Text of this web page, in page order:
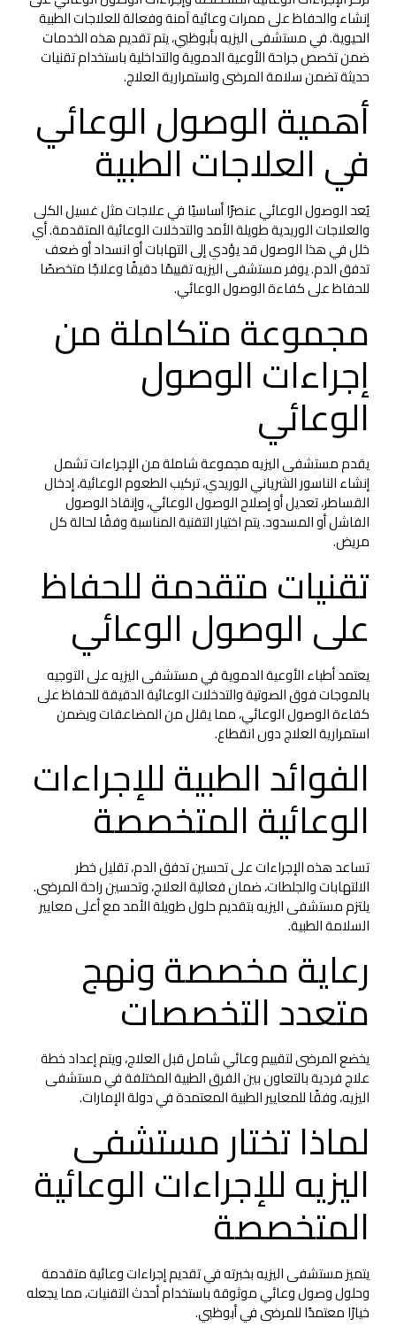
إنشاء والحفاظ على ممرات وعائية آمنة وفعالة للعلاجات الطبية
الحيوية. في مستشفى اليزيه بأبوظبي، يتم تقديم هذه الخدمات
ضمن تخصص جراحة الأوعية الدموية والتداخلية باستخدام تقنيات
حديثة تضمن سلامة المرضى واستمرارية العلاج.
أهمية الوصول الوعائي
في العلاجات الطبية
يُعد الوصول الوعائي عنصرًا أساسيًا في علاجات مثل غسيل الكلى
والعلاجات الوريدية طويلة الأمد والتدخلات الوعائية المتقدمة. أي
خلل في هذا الوصول قد يؤدي إلى التهابات أو انسداد أو ضعف
تدفق الدم. يوفر مستشفى اليزيه تقييمًا دقيقًا وعلاجًا متخصصًا
للحفاظ على كفاءة الوصول الوعائي.
مجموعة متكاملة من
إجراءات الوصول
الوعائي
يقدم مستشفى اليزيه مجموعة شاملة من الإجراءات تشمل
إنشاء الناسور الشرياني الوريدي، تركيب الطعوم الوعائية، إدخال
القساطر، تعديل أو إصلاح الوصول الوعائي، وإنقاذ الوصول
الفاشل أو المسدود. يتم اختيار التقنية المناسبة وفقًا لحالة كل
مريض.
تقنيات متقدمة للحفاظ
على الوصول الوعائي
يعتمد أطباء الأوعية الدموية في مستشفى اليزيه على التوجيه
بالموجات فوق الصوتية والتدخلات الوعائية الدقيقة للحفاظ على
كفاءة الوصول الوعائي، مما يقلل من المضاعفات ويضمن
استمرارية العلاج دون انقطاع.
الفوائد الطبية للإجراءات
الوعائية المتخصصة
تساعد هذه الإجراءات على تحسين تدفق الدم، تقليل خطر
الالتهابات والجلطات، ضمان فعالية العلاج، وتحسين راحة المرضى.
يلتزم مستشفى اليزيه بتقديم حلول طويلة الأمد مع أعلى معايير
السلامة الطبية.
رعاية مخصصة ونهج
متعدد التخصصات
يخضع المرضى لتقييم وعائي شامل قبل العلاج، ويتم إعداد خطة
علاج فردية بالتعاون بين الفرق الطبية المختلفة في مستشفى
اليزيه، وفقًا للمعايير الطبية المعتمدة في دولة الإمارات.
لماذا تختار مستشفى
اليزيه للإجراءات الوعائية
المتخصصة
يتميز مستشفى اليزيه بخبرته في تقديم إجراءات وعائية متقدمة
وحلول وصول وعائي موثوقة باستخدام أحدث التقنيات، مما يجعله
خيارًا معتمدًا للمرضى في أبوظبي.